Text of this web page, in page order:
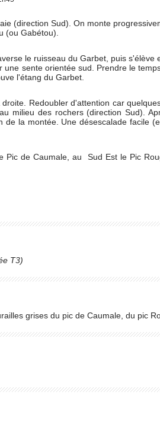
(direction Sud). On monte
(ou Gabétou).
le ruisseau du Garbet, puis s'élève
sente orientée sud. Prendre le
l'étang du Garbet.
Redoubler d'attention car
milieu des rochers (direction Sud).
la montée. Une désescalade facile
Pic de Caumale, au Sud Est le Pic
T3)
grises du pic de Caumale, du pic